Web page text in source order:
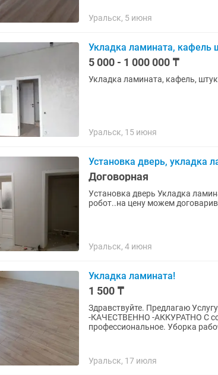
Уральск, 5 июня
Укладка ламината, кафель
5 000 - 1 000 000 ₸
Укладка ламината, кафель,
Уральск, 15 июня
Установка дверь, укладка
Договорная
Установка дверь Укладка ламинат Делаем быстро и качественно гарантироваем на своих
робот..на цену можем
Уральск, 4 июня
Укладка ламината!
1 500 ₸
Здравствуйте. Предлагаю
-КАЧЕСТВЕННО -АККУРАТНО С
профессиональное. Уборка
Уральск, 17 июля